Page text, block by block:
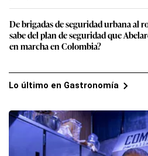
De brigadas de seguridad urbana al
sabe del plan de seguridad que
en marcha en Colombia?
Lo último en Gastronomía